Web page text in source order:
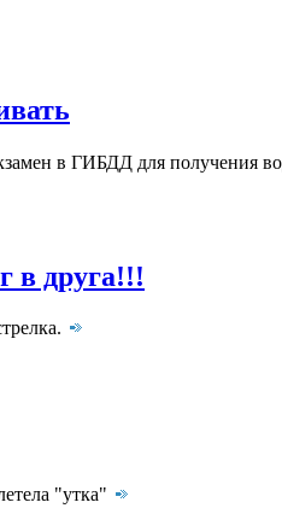
в ГИБДД для получения
в друга!!!
"утка"